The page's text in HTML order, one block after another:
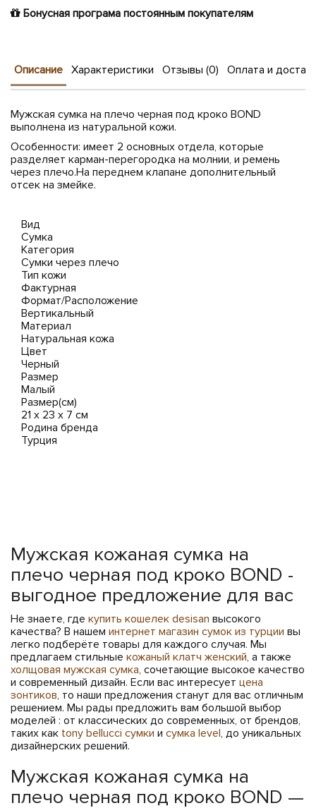
Бонусная програма постоянным покупателям
Описание Характеристики Отзывы (0) Оплата и
Мужская сумка на плечо черная под кроко BOND
выполнена из натуральной кожи.
Особенности: имеет 2 основных отдела, которые
разделяет карман-перегородка на молнии, и ремень
через плечо.На переднем клапане дополнительный
отсек на змейке.
Вид
Сумка
Категория
Сумки через плечо
Тип кожи
Фактурная
Формат/Расположение
Вертикальный
Материал
Натуральная кожа
Цвет
Черный
Размер
Малый
Размер(см)
21 х 23 х 7 см
Родина бренда
Турция
Мужская кожаная сумка на
плечо черная под кроко BOND -
выгодное предложение для вас
Не знаете, где купить кошелек desisan высокого
качества? В нашем интернет магазин сумок из турции вы
легко подберёте товары для каждого случая. Мы
предлагаем стильные кожаный клатч женский, а также
холщовая мужская сумка, сочетающие высокое качество
и современный дизайн. Если вас интересует цена
зонтиков, то наши предложения станут для вас отличным
решением. Мы рады предложить вам большой выбор
моделей : от классических до современных, от брендов,
таких как tony bellucci сумки и сумка level, до уникальных
дизайнерских решений.
Мужская кожаная сумка на
плечо черная под кроко BOND —